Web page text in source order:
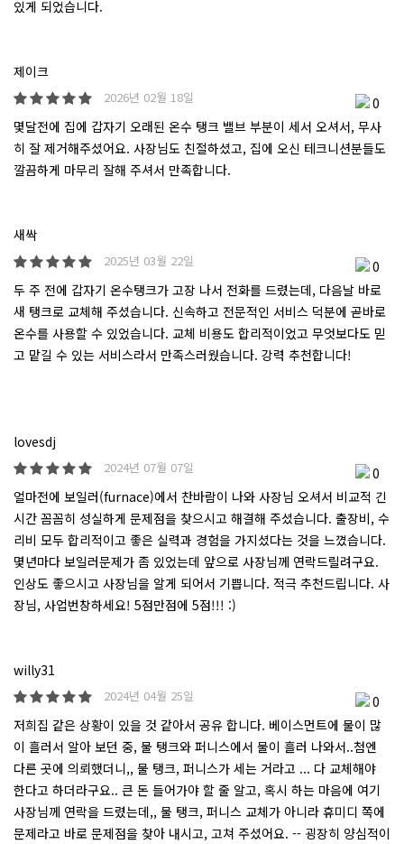
있게 되었습니다.
제이크
2026년 02월 18일
0
몇달전에 집에 갑자기 오래된 온수 탱크 밸브 부분이 세서 오셔서, 무사
히 잘 제거해주셨어요. 사장님도 친절하셨고, 집에 오신 테크니션분들도
깔끔하게 마무리 잘해 주셔서 만족합니다.
새싹
2025년 03월 22일
0
두 주 전에 갑자기 온수탱크가 고장 나서 전화를 드렸는데, 다음날 바로
새 탱크로 교체해 주셨습니다. 신속하고 전문적인 서비스 덕분에 곧바로
온수를 사용할 수 있었습니다. 교체 비용도 합리적이었고 무엇보다도 믿
고 맡길 수 있는 서비스라서 만족스러웠습니다. 강력 추천합니다!
lovesdj
2024년 07월 07일
0
얼마전에 보일러(furnace)에서 찬바람이 나와 사장님 오셔서 비교적 긴
시간 꼼꼼히 성실하게 문제점을 찾으시고 해결해 주셨습니다. 출장비, 수
리비 모두 합리적이고 좋은 실력과 경험을 가지셨다는 것을 느꼈습니다.
몇년마다 보일러문제가 좀 있었는데 앞으로 사장님께 연락드릴려구요.
인상도 좋으시고 사장님을 알게 되어서 기쁩니다. 적극 추천드립니다. 사
장님, 사업번창하세요! 5점만점에 5점!!! :)
willy31
2024년 04월 25일
0
저희집 같은 상황이 있을 것 같아서 공유 합니다. 베이스먼트에 물이 많
이 흘러서 알아 보던 중, 물 탱크와 퍼니스에서 물이 흘러 나와서..첨엔
다른 곳에 의뢰했더니,, 물 탱크, 퍼니스가 세는 거라고 ... 다 교체해야
한다고 하더라구요.. 큰 돈 들어가야 할 줄 알고, 혹시 하는 마음에 여기
사장님께 연락을 드렸는데,, 물 탱크, 퍼니스 교체가 아니라 휴미디 쪽에
문제라고 바로 문제점을 찾아 내시고, 고쳐 주셨어요. -- 굉장히 양심적이